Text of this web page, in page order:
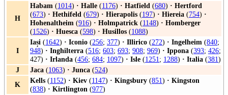
H
Habam (1014) · Halle (1176) · Hatfield (680) · Hertford
(673) · Hethifeld (679) · Hierapolis (197) · Hiereia (754) ·
Hohenaltheim (916) · Holmpatrick (1148) · Homberger
(1526) · Huesca (598) · Husillos (1088)
I
Iași (1642) · Iconio (256; 377) · Illirico (272) · Ingelheim (840;
948) · Inghilterra (516; 603; 693; 908; 969) · Ippona (393; 426;
427) · Irlanda (456; 684; 1097) · Isle (1251; 1288) · Italia (381)
J
Jaca (1063) · Junca (524)
K
Kells (1152) · Kiev (1147) · Kingsbury (851) · Kingston
(838) · Kirtlington (977)